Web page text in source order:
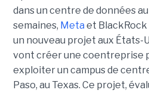
dans un centre de données au
semaines, Meta et
un nouveau projet aux États-
vont créer une coentreprise
exploiter un campus de
Paso, au Texas. Ce projet,